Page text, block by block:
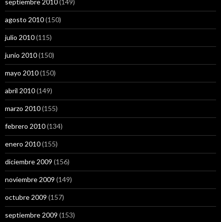
septiembre 2010(149)
agosto 2010(150)
julio 2010(115)
junio 2010(150)
mayo 2010(150)
abril 2010(149)
marzo 2010(155)
febrero 2010(134)
enero 2010(155)
diciembre 2009 (156)
noviembre 2009 (149)
octubre 2009 (157)
septiembre 2009 (153)